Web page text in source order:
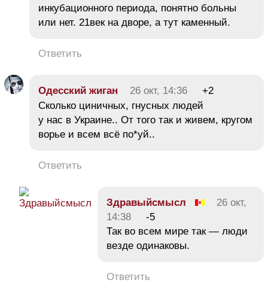
инкубационного периода, понятно больны
или нет. 21век на дворе, а тут каменный.
Ответить
Одесский жиган 26 окт, 14:36
+2
Сколько циничных, гнусных людей
у нас в Украине.. От того так и живем, кругом
ворье и всем всё по*уй..
Ответить
Здравыйсмысл
26 окт,
14:38
-5
Так во всем мире так — люди
везде одинаковы.
Ответить